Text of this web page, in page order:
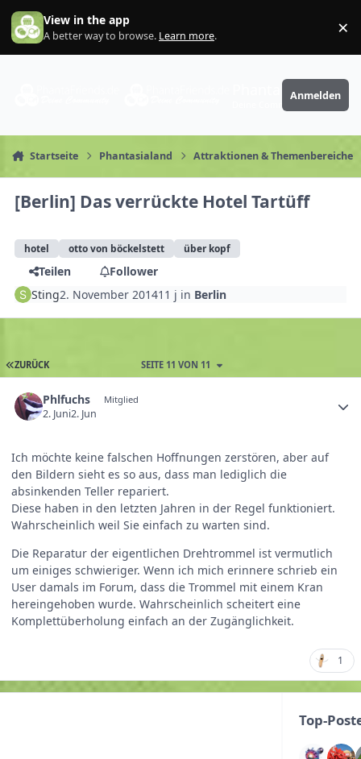
Zum Inhalt springen
View in the app
A better way to browse. Learn more. ×
PhantaFriends.de
Anmelden
Startseite Phantasialand Attraktionen & Themenbereiche
[Berlin] Das verrückte Hotel Tartüff
hotel otto von böckelstett über kopf
Teilen
Follower
Sting2. November 201411 j in Berlin
ZURÜCK SEITE 11 VON 11
Phlfuchs Mitglied
2. Juni2. Jun
Ich möchte keine falschen Hoffnungen zerstören, aber auf
den Bildern sieht es so aus, dass man lediglich die
absinkenden Teller repariert.
Diese haben in den letzten Jahren in der Regel funktioniert.
Wahrscheinlich weil Sie einfach zu warten sind.
Die Reparatur der eigentlichen Drehtrommel ist vermutlich
um einiges schwieriger. Wenn ich mich erinnere schrieb ein
User damals im Forum, dass die Trommel mit einem Kran
hereingehoben wurde. Wahrscheinlich scheitert eine
Komplettüberholung einfach an der Zugänglichkeit.
1
Top-